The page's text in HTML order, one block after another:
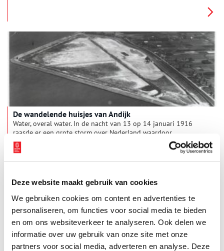
Deze website maakt gebruik van cookies
We gebruiken cookies om content en advertenties te
personaliseren, om functies voor social media te bieden
en om ons websiteverkeer te analyseren. Ook delen we
informatie over uw gebruik van onze site met onze
partners voor social media, adverteren en analyse. Deze
De wandelende huisjes van Andijk
Water, overal water. In de nacht van 13 op 14 januari 1916
raasde er een grote storm over Nederland waardoor
verschillende delen van Noord-Holland blank kwamen te staan
en veel schade aanrichtte. Eén van de plaatsen waar de woeste
golven van de Zuiderzee erg dichtbij kwam, was het liefelijke
door het werk van dijkwachten en dorpsbewoners, maar daar
was dan ook alles mee gezegd. Er waren grote
herstelwerkzaamheden en verbeteringen nodig om te
voorkomen dat dit nog eens zou gebeuren. Maar hoe pak je
dat aan? Hoe houd je iedereen veilig voor het onbetrouwbare
water? Nou, gewoon, door het hele dorp 200 meter te
verplaatsen.